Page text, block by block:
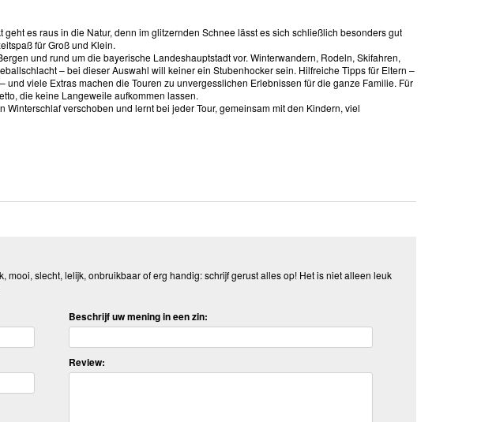
es raus in die Natur, denn im glitzernden Schnee lässt es sich schließlich besonders gut
für Groß und Klein.
und rund um die bayerische Landeshauptstadt vor. Winterwandern, Rodeln, Skifahren,
– bei dieser Auswahl will keiner ein Stubenhocker sein. Hilfreiche Tipps für Eltern –
viele Extras machen die Touren zu unvergesslichen Erlebnissen für die ganze Familie. Für
die keine Langeweile aufkommen lassen.
verschoben und lernt bei jeder Tour, gemeinsam mit den Kindern, viel
mooi, slecht, lelijk, onbruikbaar of erg handig: schrijf gerust alles op! Het is niet alleen leuk
Beschrijf uw mening in een zin:
Review: